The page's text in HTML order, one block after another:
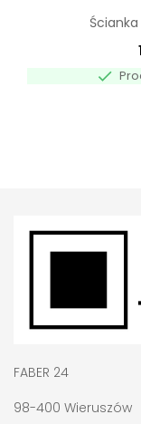

FABER 24
98-400 Wieruszów